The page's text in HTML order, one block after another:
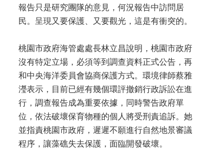
報告只是研究團隊的意見，何況報告中訪問居
民。呈現又要保護、又要觀光，這是有衝突的。
桃園市政府海管處處長林立昌說明，桃園市政府
沒有特定立場，必須等到調查資料正式公告，再
和中央海洋委員會協商保護方式。環境律師蔡雅
瀅表示，目前已經有幾個環評撤銷行政訴訟在進
行，調查報告成為重要依據，同時警告政府單
位，依法破壞保育物種的個人將受刑責追訴。她
並指責桃園市政府，遲遲不願進行自然地景審議
程序，讓藻礁失去保護，面臨開發破壞。